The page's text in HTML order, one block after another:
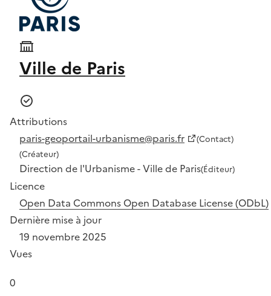
Ville de Paris
Attributions
paris-geoportail-urbanisme@paris.fr
(Contact)
(Créateur)
Direction de l'Urbanisme - Ville de Paris(Éditeur)
Licence
Open Data Commons Open Database License (ODbL)
Dernière mise à jour
19 novembre 2025
Vues
0